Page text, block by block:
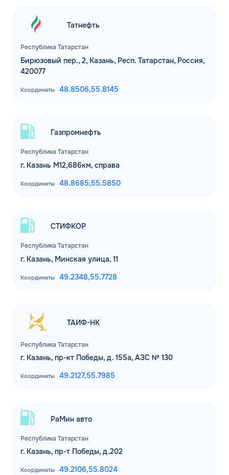
Республика Татарстан
Татнефть
Бирюзовый пер., 2, Казань, Респ. Татарстан, Россия,
420077
Координаты 48.8506,55.8145
Республика Татарстан
Газпромнефть
г. Казань М12,686км, справа
Координаты 48.8685,55.5850
Республика Татарстан
СТИФКОР
г. Казань, Минская улица, 11
Координаты 49.2348,55.7728
Республика Татарстан
ТАИФ-НК
г. Казань, пр-кт Победы, д. 155а, АЗС № 130
Координаты 49.2127,55.7985
Республика Татарстан
РаМин авто
г. Казань, пр-т Победы, д.202
Координаты 49.2106,55.8024